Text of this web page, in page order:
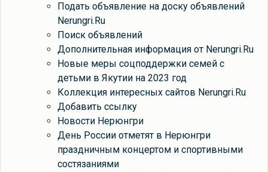
Подать объявление на доску объявлений
Nerungri.Ru
Поиск объявлений
Дополнительная информация от Nerungri.Ru
Новые меры соцподдержки семей с
детьми в Якутии на 2023 год
Коллекция интересных сайтов Nerungri.Ru
Добавить ссылку
Новости Нерюнгри
День России отметят в Нерюнгри
праздничным концертом и спортивными
состязаниями